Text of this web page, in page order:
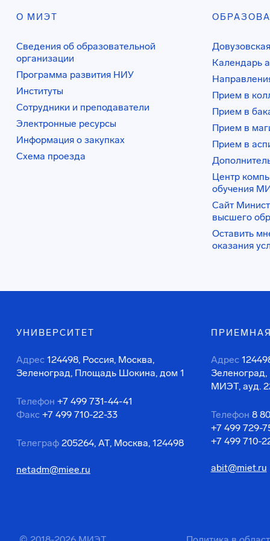
О МИЭТ
Сведения об образовательной
организации
Программа развития НИУ
Институты
Сотрудники и преподаватели
Электронные ресурсы
Информация о закупках
Схема проезда
Календарь
Прием в
Прием в
Прием в
Прием в
Центр
обучения
Сайт
высшего
Оставить
оказания
УНИВЕРСИТЕТ
Адрес 124498, Россия, Москва,
Зеленоград, Площадь Шокина, дом 1
Телефон +7 499 731-44-41
Факс +7 499 710-22-33
Телеграф 205264, АТ, Москва, 124498
netadm@miee.ru
Адрес
МИЭТ, ауд.
Телефон 8
+7 499 729-
+7 499 710-
abit@miet.ru